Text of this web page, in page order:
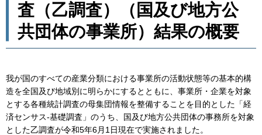
査（乙調査）（国及び地方公
共団体の事業所）結果の概要
我が国のすべての産業分類における事業所の活動状態等の基本的構
造を全国及び地域別に明らかにするとともに、事業所・企業を対象
とする各種統計調査の母集団情報を整備することを目的とした「経
済センサス-基礎調査」のうち、国及び地方公共団体の事務所を対象
とした乙調査が令和5年6月1日現在で実施されました。